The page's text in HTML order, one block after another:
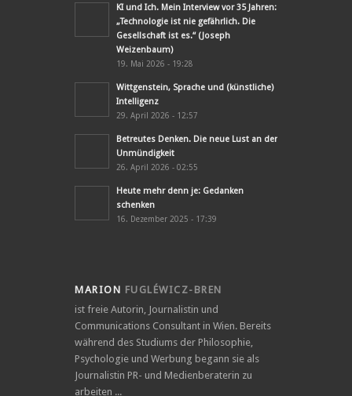
KI und Ich. Mein Interview vor 35 Jahren:
„Technologie ist nie gefährlich. Die
Gesellschaft ist es.“ (Joseph
Weizenbaum)
19. Mai 2026 - 19:28
Wittgenstein, Sprache und (künstliche)
Intelligenz
29. April 2026 - 12:57
Betreutes Denken. Die neue Lust an der
Unmündigkeit
26. April 2026 - 02:55
Heute mehr denn je: Gedanken
schenken
16. Dezember 2025 - 17:39
MARION FUGLÉWICZ-BREN
ist freie Autorin, Journalistin und
Communications Consultant in Wien. Bereits
während des Studiums der Philosophie,
Psychologie und Werbung begann sie als
Journalistin PR- und Medienberaterin zu
arbeiten ...